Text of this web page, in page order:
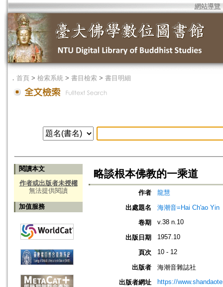
網站導覽
． 首頁 > 檢索系統 > 書目檢索 > 書目明細
閱讀本文
作者或出版者未授權
無法提供閱讀
加值服務
略談根本佛教的一乘道
作者
龍慧
出處題名
海潮音=Hai Ch'ao Yin
卷期
v.38 n.10
出版日期 1957.10
頁次 10 - 12
出版者
海潮音雜誌社
出版者網址
https://